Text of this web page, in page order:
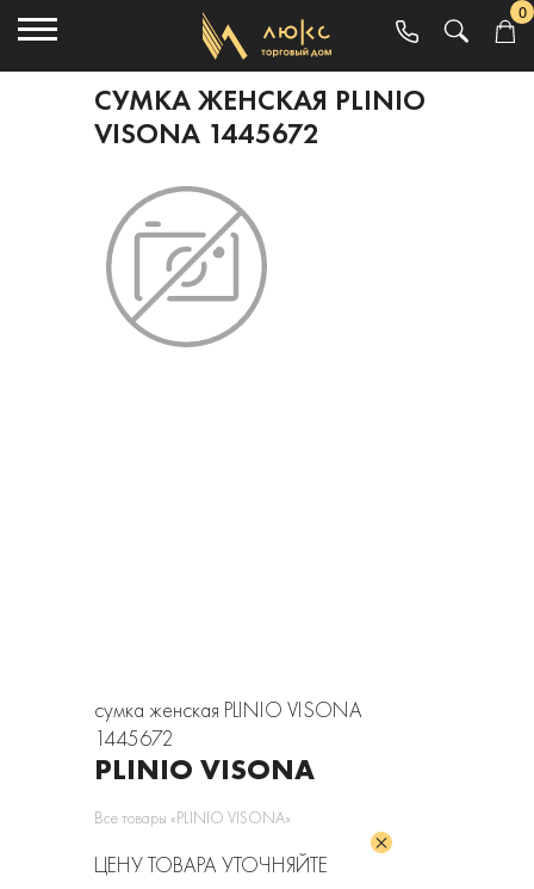
0
СУМКА ЖЕНСКАЯ PLINIO
VISONA 1445672
сумка женская PLINIO VISONA
1445672
PLINIO VISONA
Все товары «PLINIO VISONA»
ЦЕНУ ТОВАРА УТОЧНЯЙТЕ